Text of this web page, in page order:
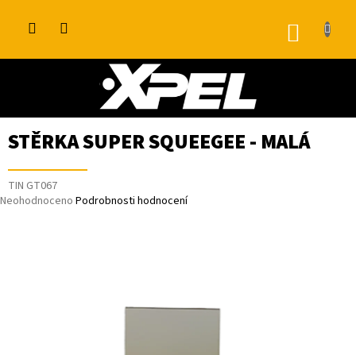
STĚRKA SUPER SQUEEGEE - MALÁ
TIN GT067
Průměrné
Neohodnoceno Podrobnosti hodnocení